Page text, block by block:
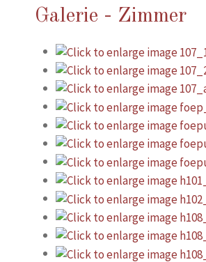
Galerie - Zimmer